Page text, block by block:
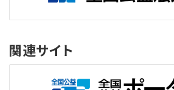
関連サイト